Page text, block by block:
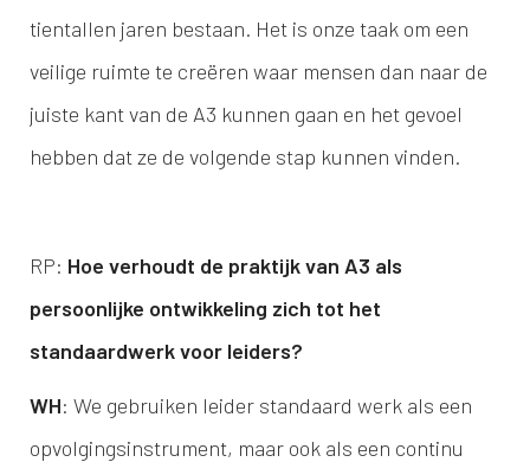
tientallen jaren bestaan. Het is onze taak om een
veilige ruimte te creëren waar mensen dan naar de
juiste kant van de A3 kunnen gaan en het gevoel
hebben dat ze de volgende stap kunnen vinden.
RP: Hoe verhoudt de praktijk van A3 als
persoonlijke ontwikkeling zich tot het
standaardwerk voor leiders?
WH: We gebruiken leider standaard werk als een
opvolgingsinstrument, maar ook als een continu